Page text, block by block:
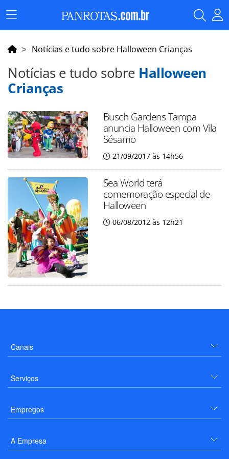
Menu
Principal
Notícias e tudo sobre Halloween Crianças
Notícias e tudo sobre Halloween
Crianças
Busch Gardens Tampa
anuncia Halloween com Vila
Sésamo
21/09/2017 às 14h56
Sea World terá
comemoração especial de
Halloween
06/08/2012 às 12h21
Canais
Serviços
Empregos
A Empresa